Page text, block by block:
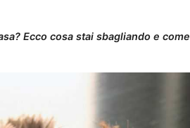
Ecco cosa stai sbagliando e